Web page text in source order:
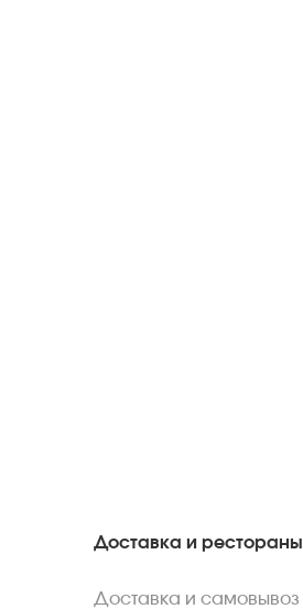
Доставка и рестораны
Доставка и самовывоз